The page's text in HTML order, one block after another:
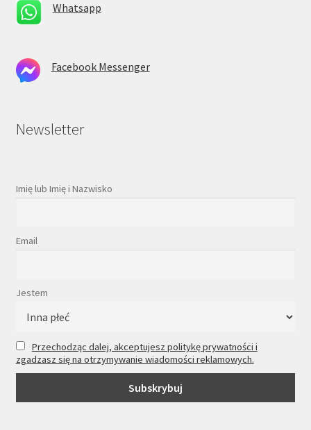
Whatsapp
Facebook Messenger
Newsletter
Imię lub Imię i Nazwisko
Email
Jestem
Przechodząc dalej, akceptujesz politykę prywatności i
zgadzasz się na otrzymywanie wiadomości reklamowych.